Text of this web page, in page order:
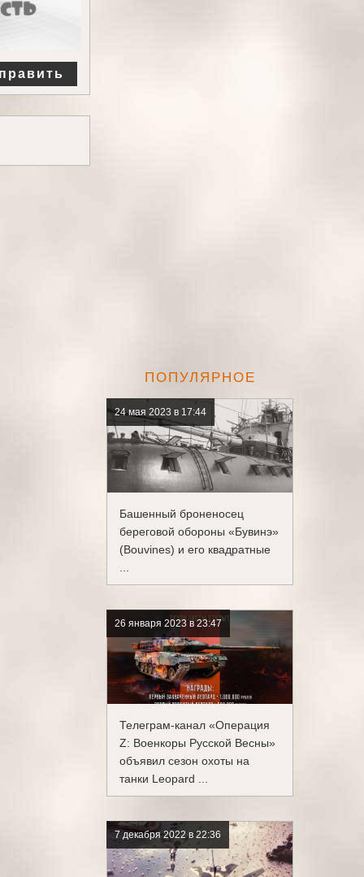
ПОПУЛЯРНОЕ
24 мая 2023 в 17:44
Башенный броненосец
береговой обороны «Бувинэ»
(Bouvines) и его квадратные
26 января 2023 в 23:47
Телеграм-канал «Операция
Z: Военкоры Русской Весны»
объявил сезон охоты на
танки Leopard ...
7 декабря 2022 в 22:36